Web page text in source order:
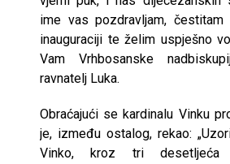
ime vas pozdravljam, čestitam
inauguraciji te želim uspješno
Vam Vrhbosanske
ravnatelj Luka.
Obraćajući se kardinalu Vinku
je, između ostalog, rekao:
Vinko, kroz tri desetljeća